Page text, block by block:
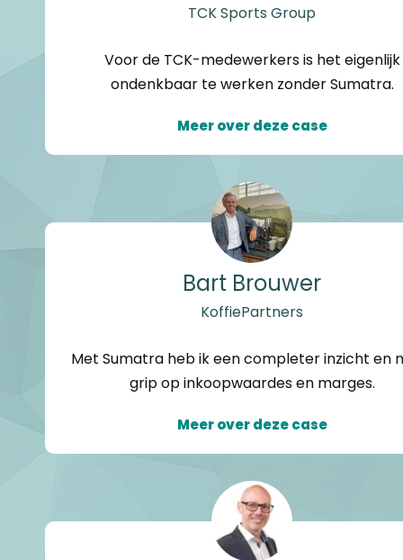
TCK Sports Group
Voor de TCK-medewerkers is het eigenlijk
ondenkbaar te werken zonder Sumatra.
Meer over deze case
Bart Brouwer
KoffiePartners
Met Sumatra heb ik een completer inzicht en
grip op inkoopwaardes en marges.
Meer over deze case